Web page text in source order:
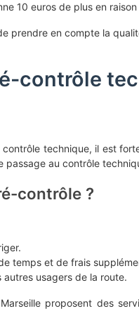
10 euros de plus en
prendre en compte la
contrôle
technique, il est
passage au contrôle
contrôle ?
temps et de frais
usagers de la route.
proposent des